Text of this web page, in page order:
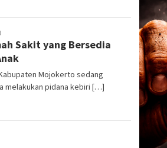
Sakit yang Bersedia
Mojokerto sedang
melakukan pidana kebiri […]